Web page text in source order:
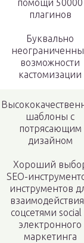
помощи 50000
плагинов
Буквально
возможности
кастомизации
шаблоны с
потрясающим
дизайном
Хороший
SEO-
инструментов
соцсетями social
электронного
маркетинга